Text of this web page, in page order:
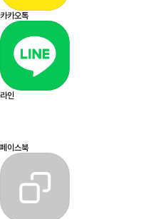
카카오톡
라인
페이스북